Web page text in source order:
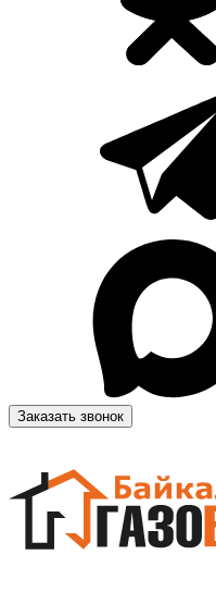
Заказать звонок